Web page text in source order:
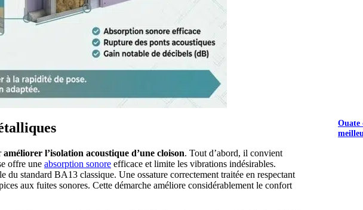
améliorer l’isolation acoustique d’une cloison. Tout d’abord, il convient
offre une absorption sonore efficace et limite les vibrations indésirables.
du standard BA13 classique. Une ossature correctement traitée en respectant
aux fuites sonores. Cette démarche améliore considérablement le confort
Ouate